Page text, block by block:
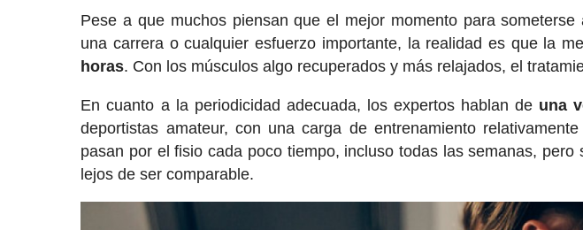
Pese a que muchos piensan que el mejor momento para
una carrera o cualquier esfuerzo importante, la realidad es que la
horas. Con los músculos algo recuperados y más relajados, el
En cuanto a la periodicidad adecuada, los expertos hablan de una
deportistas amateur, con una carga de entrenamiento
pasan por el fisio cada poco tiempo, incluso todas las semanas,
lejos de ser comparable.